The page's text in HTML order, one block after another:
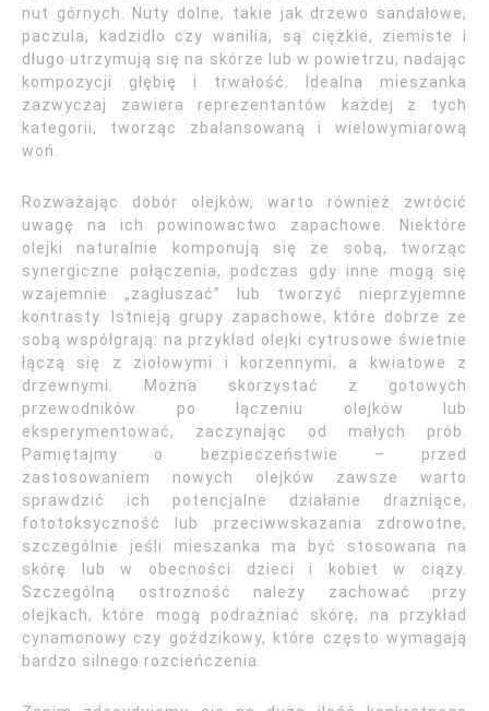
nut górnych. Nuty dolne, takie jak drzewo sandałowe,
paczula, kadzidło czy wanilia, są ciężkie, ziemiste i
długo utrzymują się na skórze lub w powietrzu, nadając
kompozycji głębię i trwałość. Idealna mieszanka
zazwyczaj zawiera reprezentantów każdej z tych
kategorii, tworząc zbalansowaną i wielowymiarową
woń.
Rozważając dobór olejków, warto również zwrócić
uwagę na ich powinowactwo zapachowe. Niektóre
olejki naturalnie komponują się ze sobą, tworząc
synergiczne połączenia, podczas gdy inne mogą się
wzajemnie „zagłuszać” lub tworzyć nieprzyjemne
kontrasty. Istnieją grupy zapachowe, które dobrze ze
sobą współgrają: na przykład olejki cytrusowe świetnie
łączą się z ziołowymi i korzennymi, a kwiatowe z
drzewnymi. Można skorzystać z gotowych
przewodników po łączeniu olejków lub
eksperymentować, zaczynając od małych prób.
Pamiętajmy o bezpieczeństwie – przed
zastosowaniem nowych olejków zawsze warto
sprawdzić ich potencjalne działanie drażniące,
fototoksyczność lub przeciwwskazania zdrowotne,
szczególnie jeśli mieszanka ma być stosowana na
skórę lub w obecności dzieci i kobiet w ciąży.
Szczególną ostrożność należy zachować przy
olejkach, które mogą podrażniać skórę, na przykład
cynamonowy czy goździkowy, które często wymagają
bardzo silnego rozcieńczenia.